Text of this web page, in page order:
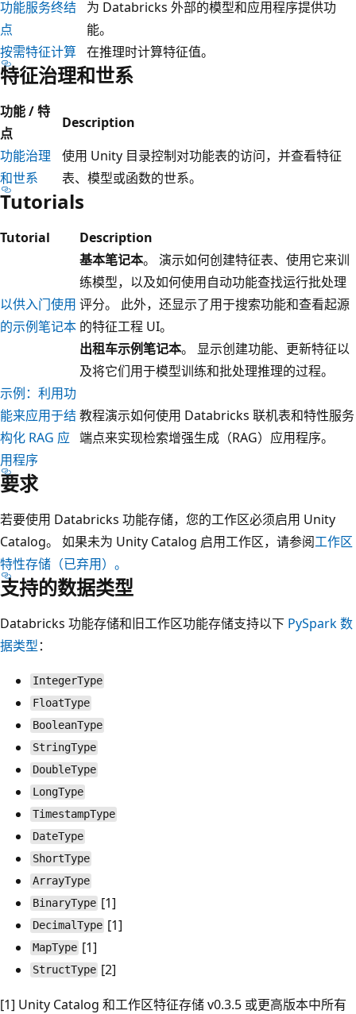
功能服务终结
点
为 Databricks 外部的模型和应用程序提供功
能。
按需特征计算 在推理时计算特征值。
特征治理和世系
功能 / 特
点
Description
功能治理
和世系
使用 Unity 目录控制对功能表的访问，并查看特征
表、模型或函数的世系。
Tutorials
Tutorial Description
以供入门使用
的示例笔记本
基本笔记本。 演示如何创建特征表、使用它来训
练模型，以及如何使用自动功能查找运行批处理
评分。 此外，还显示了用于搜索功能和查看起源
的特征工程 UI。
出租车示例笔记本。 显示创建功能、更新特征以
及将它们用于模型训练和批处理推理的过程。
示例：利用功
能来应用于结
构化 RAG 应
用程序
教程演示如何使用 Databricks 联机表和特性服务
端点来实现检索增强生成（RAG）应用程序。
要求
若要使用 Databricks 功能存储，您的工作区必须启用 Unity
Catalog。 如果未为 Unity Catalog 启用工作区，请参阅工作区
特性存储（已弃用）。
支持的数据类型
Databricks 功能存储和旧工作区功能存储支持以下 PySpark 数
据类型：
IntegerType
FloatType
BooleanType
StringType
DoubleType
LongType
TimestampType
DateType
ShortType
ArrayType
BinaryType [1]
DecimalType [1]
MapType [1]
StructType [2]
[1] Unity Catalog 和工作区特征存储 v0.3.5 或更高版本中所有